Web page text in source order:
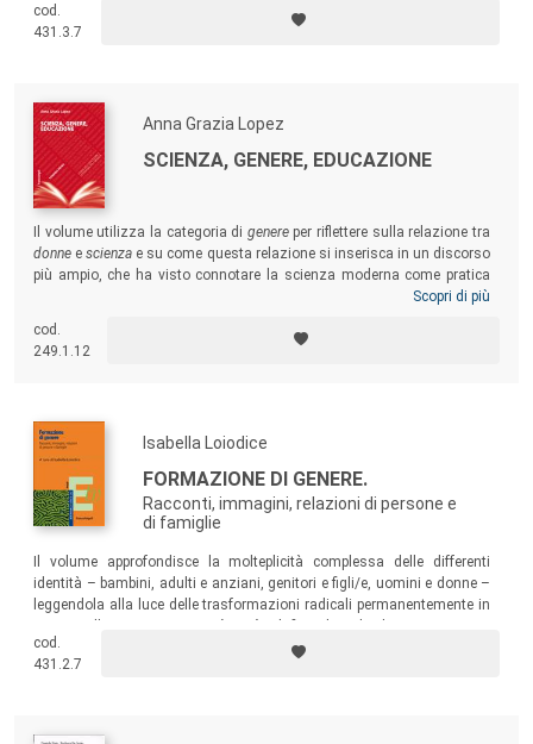
umanoidi che si è voluto utilizzare come strumento di mediazione per
consentire al genitore
cod.
431.3.7
Anna Grazia Lopez
SCIENZA, GENERE, EDUCAZIONE
Il volume utilizza la categoria di genereper riflettere sulla relazione tra
donne escienza e su come questa relazione si inserisca in un discorso
più ampio, che ha visto connotare la scienza moderna come pratica
maschile, fondata sulla sottomissione della natura e della donna. Ci
che strumentalizza il corpo femminile, sia per riaffermare modelli
estetici stereotipati, sia per controllarne il potere generativo.
Scopri di più
cod.
249.1.12
Isabella Loiodice
FORMAZIONE DI GENERE.
Racconti, immagini, relazioni di persone e
di famiglie
Il volume approfondisce la molteplicità complessa delle differenti
identità – bambini, adulti e anziani, genitori e figli/e, uomini e donne –
leggendola alla luce delle trasformazioni radicali permanentemente in
possibili linee di intervento che, a partire da una prospettiva storico-
letteraria, sociologica e psicologica, si avvalgano in particolare del
cod.
431.2.7